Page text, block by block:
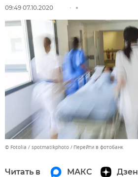
09:49 07.10.2020
© Fotolia / spotmatikphoto Перейти в фотобанк
Читать в МАКС Дзен